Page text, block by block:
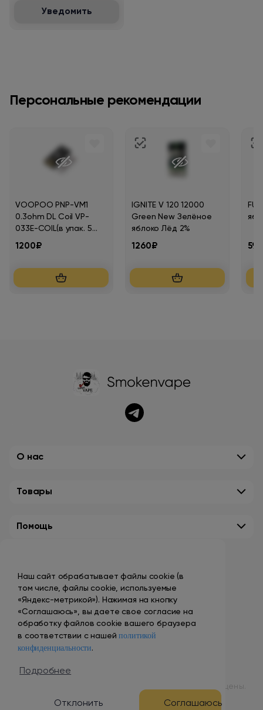
Наш сайт обрабатывает файлы cookie (в
том числе, файлы cookie, используемые
«Яндекс-метрикой»). Нажимая на кнопку
«Соглашаюсь», вы даете свое согласие на
обработку файлов cookie вашего браузера
в соответствии с нашейполитикой
конфиденциальности.
Подробнее
Отклонить Соглашаюсь
Уведомить
Персональные рекомендации
VOOPOO PNP-VM1
0.3ohm DL Coil VP-
033E-COIL(в упак. 5
шт.)
1200₽
IGNITE V 120 12000
Green New Зелёное
яблоко Лёд 2%
1260₽
О нас
Товары
Помощь
+7 (495) 149-10-99
promo@smokenvape.su
пн-пт: 9:00 – 18:00
сб-вс: выходной
© 1998 – 2024 ООО «Табак Вэйп Сити». Все права защищены.
Разработка и продвижение сайта